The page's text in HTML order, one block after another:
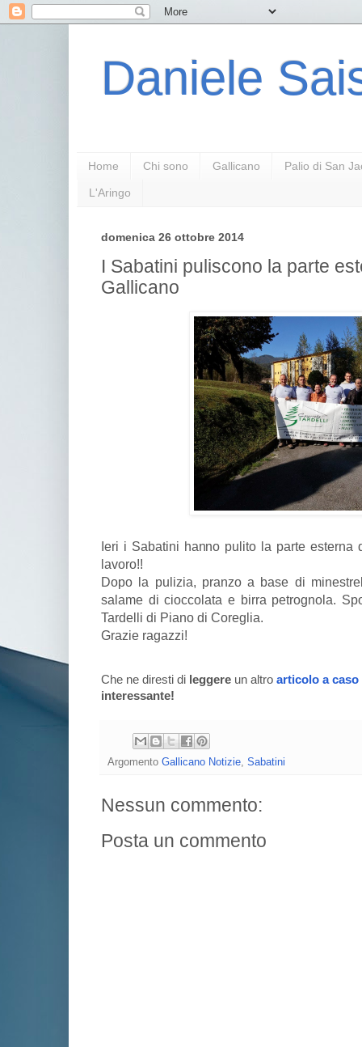
Daniele
Home Chi sono Gallicano Palio di San
L'Aringo
domenica 26 ottobre 2014
I Sabatini puliscono la parte
Gallicano
Ieri i Sabatini hanno pulito la parte esterna
lavoro!!
Dopo la pulizia, pranzo a base di
salame di cioccolata e birra petrognola.
Tardelli di Piano di Coreglia.
Grazie ragazzi!
Che ne diresti di leggere un altro articolo a caso
interessante!
Argomento Gallicano Notizie Sabatini
Nessun commento:
Posta un commento